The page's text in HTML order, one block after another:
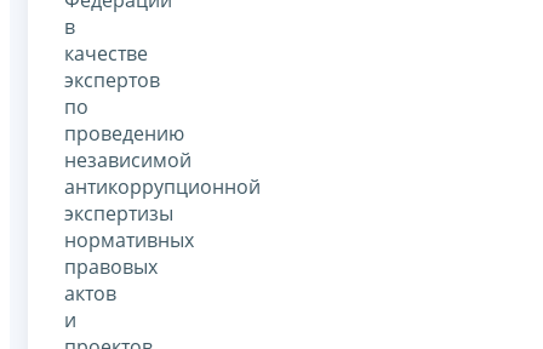
в
качестве
экспертов
по
проведению
независимой
антикоррупционной
экспертизы
нормативных
правовых
актов
и